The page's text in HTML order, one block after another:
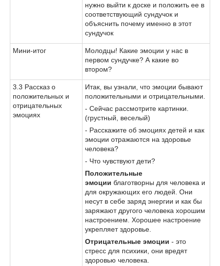
нужно выйти к доске и положить ее в
соответствующий сундучок и
объяснить почему именно в этот
сундучок
Мини-итог
Молодцы! Какие эмоции у нас в
первом сундучке? А какие во
втором?
3.3 Рассказ о
положительных и
отрицательных
эмоциях
Итак, вы узнали, что эмоции бывают
положительными и отрицательными.
- Сейчас рассмотрите картинки.
(грустный, веселый)
- Расскажите об эмоциях детей и как
эмоции отражаются на здоровье
человека?
- Что чувствуют дети?
Положительные
эмоции благотворны для человека и
для окружающих его людей. Они
несут в себе заряд энергии и как бы
заряжают другого человека хорошим
настроением. Хорошее настроение
укрепляет здоровье.
Отрицательные эмоции - это
стресс для психики, они вредят
здоровью человека.